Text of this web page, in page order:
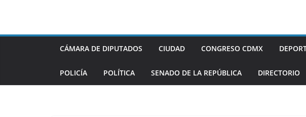
contenido
CÁMARA DE DIPUTADOS CIUDAD CONGRESO CDMX
POLICÍA POLÍTICA SENADO DE LA REPÚBLICA DIRECTORIO